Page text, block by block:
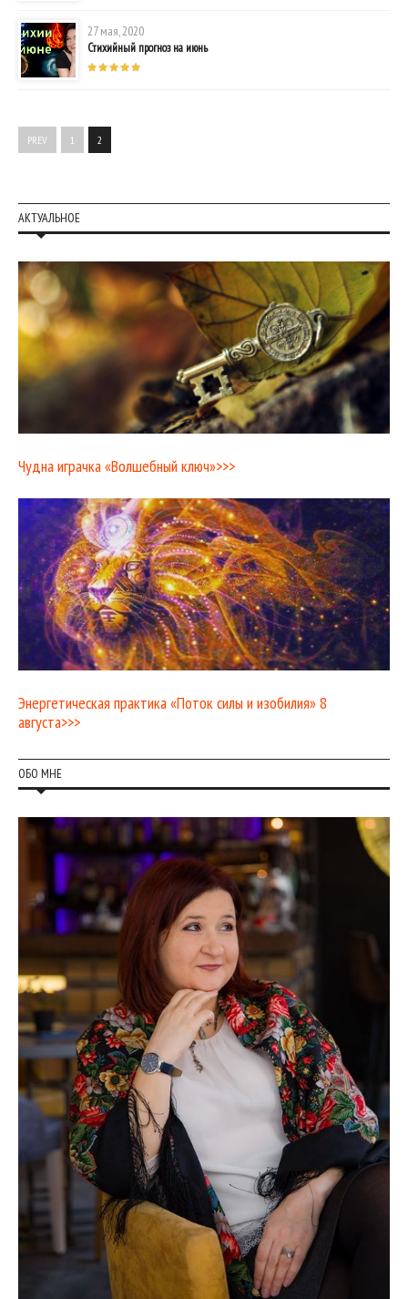
27 мая, 2020
Стихийный прогноз на июнь
PREV 1 2
АКТУАЛЬНОЕ
Чудна играчка «Волшебный ключ»>>>
Энергетическая практика «Поток силы и изобилия» 8
августа>>>
ОБО МНЕ